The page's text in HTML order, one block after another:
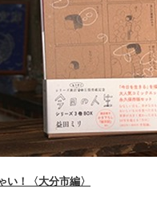
い！〈大分市編〉